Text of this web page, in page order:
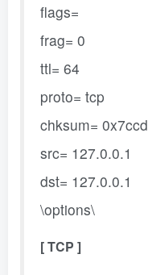
flags=
frag= 0
ttl= 64
proto= tcp
chksum= 0x7ccd
src= 127.0.0.1
dst= 127.0.0.1
\options\
[ TCP ]